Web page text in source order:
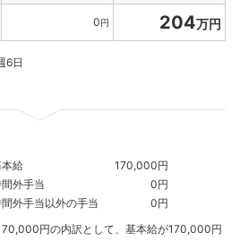
0円 204万円
6日
給
170,000円
外手当
0円
外手当以外の手当
0円
円の内訳として、基本給が170,000円